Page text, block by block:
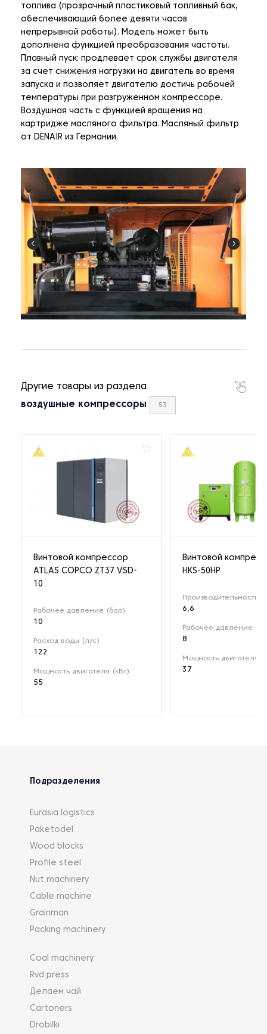
топлива (прозрачный пластиковый топливный бак,
обеспечивающий более девяти часов
непрерывной работы). Модель может быть
дополнена функцией преобразования частоты.
Плавный пуск: продлевает срок службы двигателя
за счет снижения нагрузки на двигатель во время
запуска и позволяет двигателю достичь рабочей
температуры при разгруженном компрессоре.
Воздушная часть с функцией вращения на
картридже масляного фильтра. Масляный фильтр
от DENAIR из Германии.
Другие товары из раздела
воздушные компрессоры 53
Винтовой компрессор
ATLAS COPCO ZT37 VSD-
10
Рабочее давление (бар)
10
Расход воды (л/с)
122
Мощность двигателя (кВт)
55
Винтовой
HKS-50HP
Производительность
6,6
Рабочее давление
8
Мощность двигателя
37
Подразделения
Eurasia logistics
Paketodel
Wood blocks
Profile steel
Nut machinery
Cable machine
Grainman
Packing machinery
Coal machinery
Rvd press
Делаем чай
Cartoners
Drobilki